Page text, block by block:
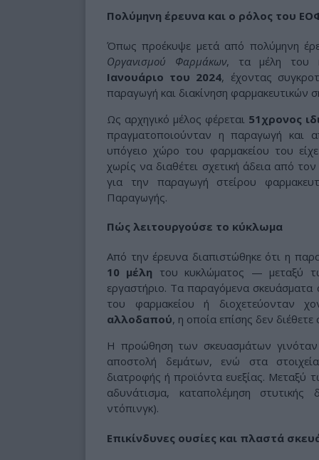
Πολύμηνη έρευνα και ο ρόλος του
Όπως προέκυψε μετά από πολύμηνη
Οργανισμού Φαρμάκων, τα μέλη του
Ιανουάριο του 2024, έχοντας
παραγωγή και διακίνηση φαρμακευτικών
Ως αρχηγικό μέλος φέρεται 51χρονος
πραγματοποιούνταν η παραγωγή και
υπόγειο χώρο του φαρμακείου του
χωρίς να διαθέτει σχετική άδεια από
για την παραγωγή στείρου
Παραγωγής.
Πώς λειτουργούσε το κύκλωμα
Από την έρευνα διαπιστώθηκε ότι η
10 μέλη του κυκλώματος — μεταξύ
εργαστήριο. Τα παραγόμενα
του φαρμακείου ή διοχετεύονταν
αλλοδαπού, η οποία επίσης δεν διέθετε
Η προώθηση των σκευασμάτων
αποστολή δεμάτων, ενώ στα
διατροφής ή προϊόντα ευεξίας. Μεταξύ
αδυνάτισμα, καταπολέμηση στυτικής
ντόπινγκ).
Επικίνδυνες ουσίες και πλαστά